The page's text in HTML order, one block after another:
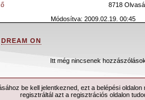
8718
Módosítva: 2009.02.19. 00:45
DREAM ON
Itt még nincsenek
be kell jelentkezned, ezt a belépésioldalon
regisztráltál azt a regisztrációs oldalon